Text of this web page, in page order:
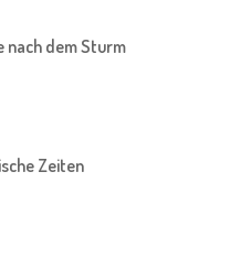
nach dem Sturm
Zeiten